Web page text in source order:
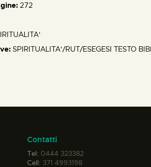
272
SPIRITUALITA'/RUT/ESEGESI TESTO
Contatti
Tel: 0444 323382
Cell: 371 4993198